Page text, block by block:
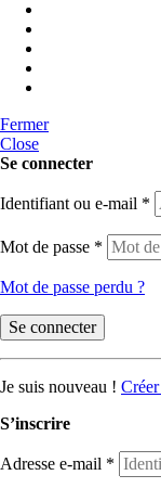
Fermer
Close
Se connecter
Identifiant ou e-mail *
Mot de passe *
Mot de passe perdu ?
Se connecter
Je suis nouveau !
S’inscrire
Adresse e-mail *